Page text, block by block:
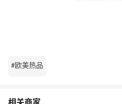
#欧美热品